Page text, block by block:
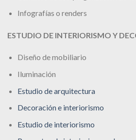
Infografías o renders
ESTUDIO DE INTERIORISMO Y
Diseño de mobiliario
Iluminación
Estudio de arquitectura
Decoración e interiorismo
Estudio de interiorismo